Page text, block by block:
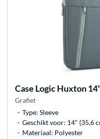
Case LogicHuxton
Grafiet
Type: Sleeve
Geschikt voor: 14" (35,6
Materiaal: Polyester